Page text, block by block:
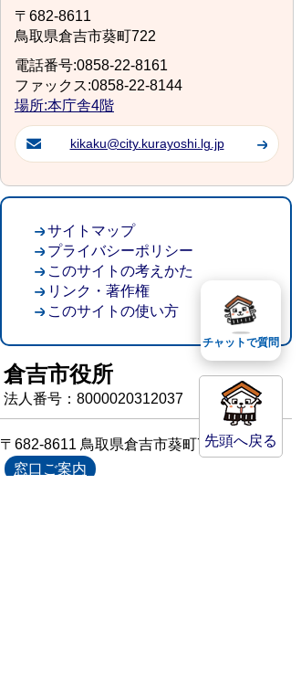
〒682-8611
鳥取県倉吉市葵町722
電話番号:0858-22-8161
ファックス:0858-22-8144
場所:本庁舎4階
kikaku@city.kurayoshi.lg.jp
先頭へ戻る
サイトマップ
プライバシーポリシー
このサイトの考えかた
リンク・著作権
このサイトの使い方
倉吉市役所
法人番号：8000020312037
〒682-8611 鳥取県倉吉市葵町722
窓口ご案内
チャットで質問